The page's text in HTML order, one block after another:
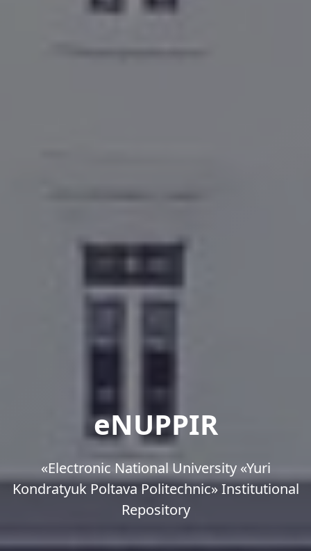
eNUPPIR
«Еlectronic National University «Yuri
Kondratyuk Poltava Politechnic» Institutional
Repository